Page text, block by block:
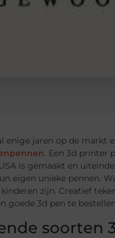
enige jaren op de markt
. Een 3d printer
is gemaakt en
eigen unieke pennen.
zijn. Creatief
goede 3d pen te
soorten